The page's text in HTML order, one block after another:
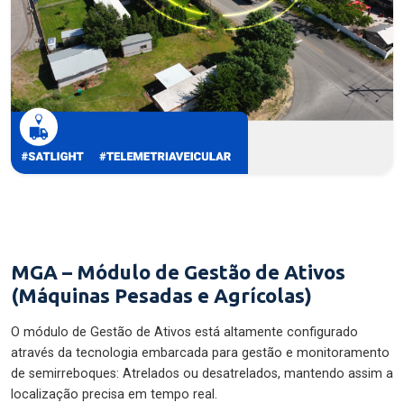
MGA – Módulo de Gestão de Ativos
(Máquinas Pesadas e Agrícolas)
O módulo de Gestão de Ativos está altamente configurado
através da tecnologia embarcada para gestão e monitoramento
de semirreboques: Atrelados ou desatrelados, mantendo assim a
localização precisa em tempo real.